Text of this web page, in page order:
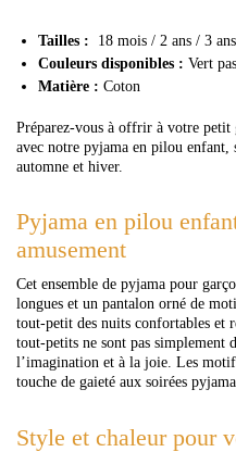
Tailles : 18 mois / 2 ans / 3
Couleurs disponibles : Vert
Matière : Coton
Préparez-vous à offrir à votre petit
avec notre pyjama en pilou enfant,
automne et hiver.
Pyjama en pilou
amusement
Cet ensemble de pyjama pour
longues et un pantalon orné de
tout-petit des nuits confortables et
tout-petits ne sont pas simplement
l’imagination et à la joie. Les
touche de gaieté aux soirées
Style et chaleur pour